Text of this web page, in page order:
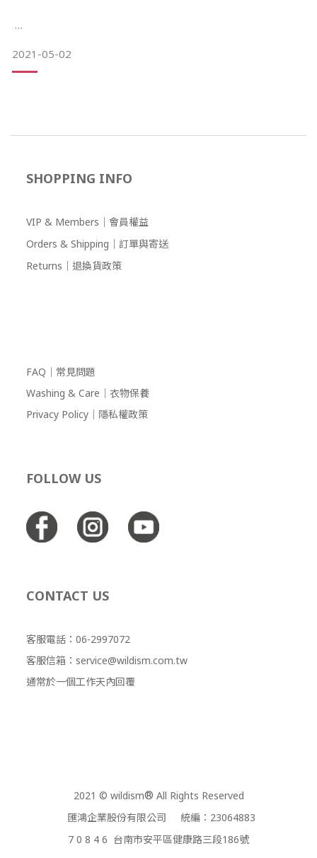
市面上孩童服飾的選擇茫茫多，但稍加留神觀察，會發現雖然
有著高低不一的價格，彼此間卻很相似。從大量重複的款式中
“所謂機能，是指能夠對應不同需求、應對不同環境的能力。
能，讓一件衣服能夠應付多種需求，面對多種環境變化。”
2021-05-02
SHOPPING INFO
VIP & Members｜會員權益
Orders & Shipping｜訂單與寄送
Returns｜退換貨政策
FAQ｜常見問題
Washing & Care｜衣物保養
Privacy Policy｜隱私權政策
FOLLOW US
CONTACT US
客服電話：06-2997072
客服信箱：service@wildism.com.tw
通常於一個工作天內回覆
2021 © wildism® All Rights Reserved
匯鴻企業股份有限公司 統編：23064883
7 0 8 4 6 台南市安平區健康路三段186號